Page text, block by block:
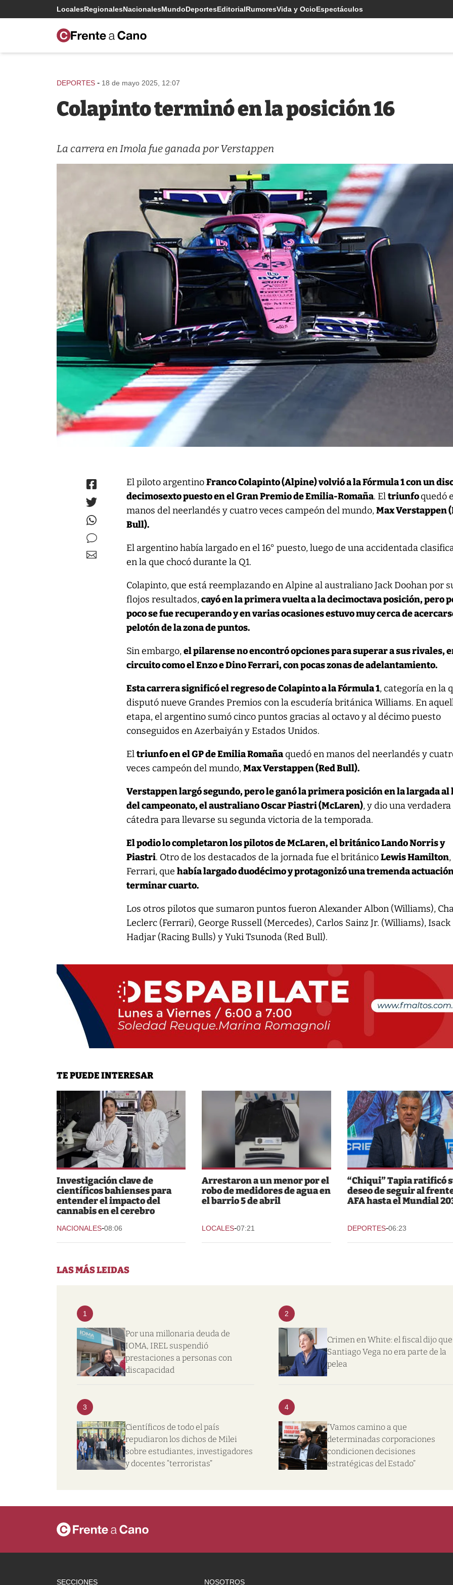
LocalesRegionalesNacionalesMundoDeportesEditorialRumoresVida y OcioEspectáculos
DEPORTES - 18 de mayo 2025, 12:07
Colapinto terminó en la posición 16
La carrera en Imola fue ganada por Verstappen
El piloto argentinoFranco Colapinto (Alpine) volvió a la Fórmula 1 con un
decimosexto puesto en el Gran Premio de Emilia-Romaña. Eltriunfoquedó
manos del neerlandés y cuatro veces campeón del mundo,Max Verstappen
Bull).
El argentino había largado en el 16° puesto, luego de una accidentada
en la que chocó durante la Q1.
Colapinto, que está reemplazando en Alpine al australiano Jack Doohan por
flojos resultados,cayó en la primera vuelta a la decimoctava posición, pero
poco se fue recuperando y en varias ocasiones estuvo muy cerca de
pelotón de la zona de puntos.
Sin embargo,el pilarense no encontró opciones para superar a sus rivales,
circuito como el Enzo e Dino Ferrari, con pocas zonas de adelantamiento.
Esta carrera significó el regreso de Colapinto a la Fórmula 1, categoría en la
disputó nueve Grandes Premios con la escudería británica Williams. En
etapa, el argentino sumó cinco puntos gracias al octavo y al décimo puesto
conseguidos en Azerbaiyán y Estados Unidos.
Eltriunfo en el GP de Emilia Romañaquedó en manos del neerlandés y
veces campeón del mundo,Max Verstappen (Red Bull).
Verstappen largó segundo, pero le ganó la primera posición en la largada
del campeonato, el australiano Oscar Piastri (McLaren), y dio una verdadera
cátedra para llevarse su segunda victoria de la temporada.
El podio lo completaron los pilotos de McLaren, el británico Lando Norris y
Piastri. Otro de los destacados de la jornada fue el británicoLewis Hamilton
Ferrari, quehabía largado duodécimo y protagonizó una tremenda
terminar cuarto.
Los otros pilotos que sumaron puntos fueron Alexander Albon (Williams),
Leclerc (Ferrari), George Russell (Mercedes), Carlos Sainz Jr. (Williams), Isack
Hadjar (Racing Bulls) y Yuki Tsunoda (Red Bull).
TE PUEDE INTERESAR
Investigación clave de
científicos bahienses para
entender el impacto del
cannabis en el cerebro
NACIONALES-08:06
Arrestaron a un menor por el
robo de medidores de agua en
el barrio 5 de abril
LOCALES-07:21
“Chiqui” Tapia ratificó
deseo de seguir al
AFA hasta el Mundial
DEPORTES-06:23
LAS MÁS LEIDAS
1
Por una millonaria deuda de
IOMA, IREL suspendió
prestaciones a personas con
discapacidad
2
Crimen en White: el fiscal dijo que
Santiago Vega no era parte de la
pelea
3
Científicos de todo el país
repudiaron los dichos de Milei
sobre estudiantes, investigadores
y docentes “terroristas”
4
“Vamos camino a que
determinadas corporaciones
condicionen decisiones
estratégicas del Estado”
SECCIONES NOSOTROS